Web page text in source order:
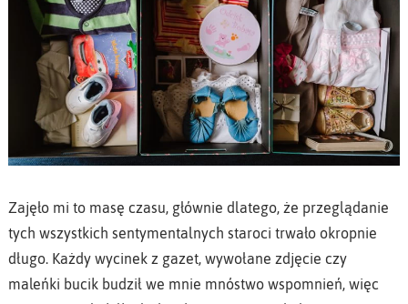
Zajęło mi to masę czasu, głównie dlatego, że przeglądanie
tych wszystkich sentymentalnych staroci trwało okropnie
długo. Każdy wycinek z gazet, wywołane zdjęcie czy
maleńki bucik budził we mnie mnóstwo wspomnień, więc